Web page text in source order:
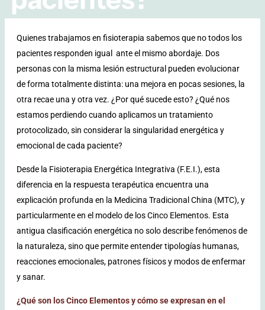
Quienes trabajamos en fisioterapia sabemos que no todos los
pacientes responden igual ante el mismo abordaje. Dos
personas con la misma lesión estructural pueden evolucionar
de forma totalmente distinta: una mejora en pocas sesiones, la
otra recae una y otra vez. ¿Por qué sucede esto? ¿Qué nos
estamos perdiendo cuando aplicamos un tratamiento
protocolizado, sin considerar la singularidad energética y
emocional de cada paciente?
Desde la Fisioterapia Energética Integrativa (F.E.I.), esta
diferencia en la respuesta terapéutica encuentra una
explicación profunda en la Medicina Tradicional China (MTC), y
particularmente en el modelo de los Cinco Elementos. Esta
antigua clasificación energética no solo describe fenómenos de
la naturaleza, sino que permite entender tipologías humanas,
reacciones emocionales, patrones físicos y modos de enfermar
y sanar.
¿Qué son los Cinco Elementos y cómo se expresan en el